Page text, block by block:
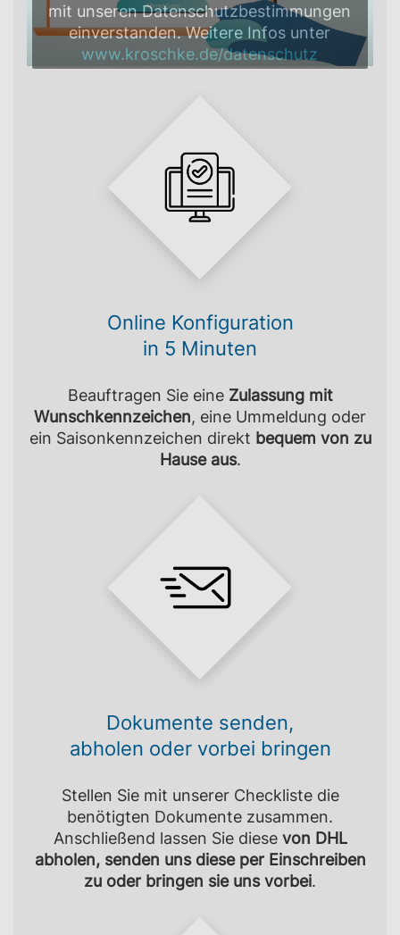
mit unseren Datenschutzbestimmungen
einverstanden. Weitere Infos unter
www.kroschke.de/datenschutz
Online Konfiguration
in 5 Minuten
Beauftragen Sie eine Zulassung mit
Wunschkennzeichen, eine Ummeldung oder
ein Saisonkennzeichen direkt bequem von zu
Hause aus.
Dokumente senden,
abholen oder vorbei bringen
Stellen Sie mit unserer Checkliste die
benötigten Dokumente zusammen.
Anschließend lassen Sie diese von DHL
abholen, senden uns diese per Einschreiben
zu oder bringen sie uns vorbei.